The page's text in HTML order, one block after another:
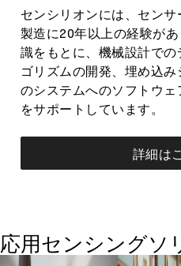
センシリオンには、セン
製造に20年以上の経験が
識をもとに、機械設計で
ゴリズムの開発、埋め込
のシステムへのソフトウ
をサポートしています。
詳細は
応用センシングソ